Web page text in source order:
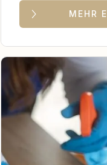
MEHR